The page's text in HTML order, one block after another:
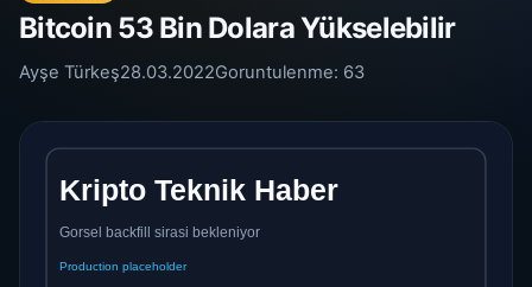
Bitcoin 53 Bin Dolara Yükselebilir
Ayşe Türkeş28.03.2022Goruntulenme: 63